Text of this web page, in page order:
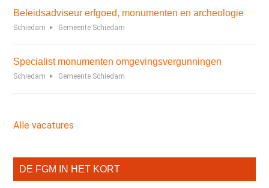
Beleidsadviseur erfgoed, monumenten en archeologie
Schiedam Gemeente Schiedam
Specialist monumenten omgevingsvergunningen
Schiedam Gemeente Schiedam
Alle vacatures
DE FGM IN HET KORT